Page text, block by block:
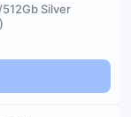
Silver